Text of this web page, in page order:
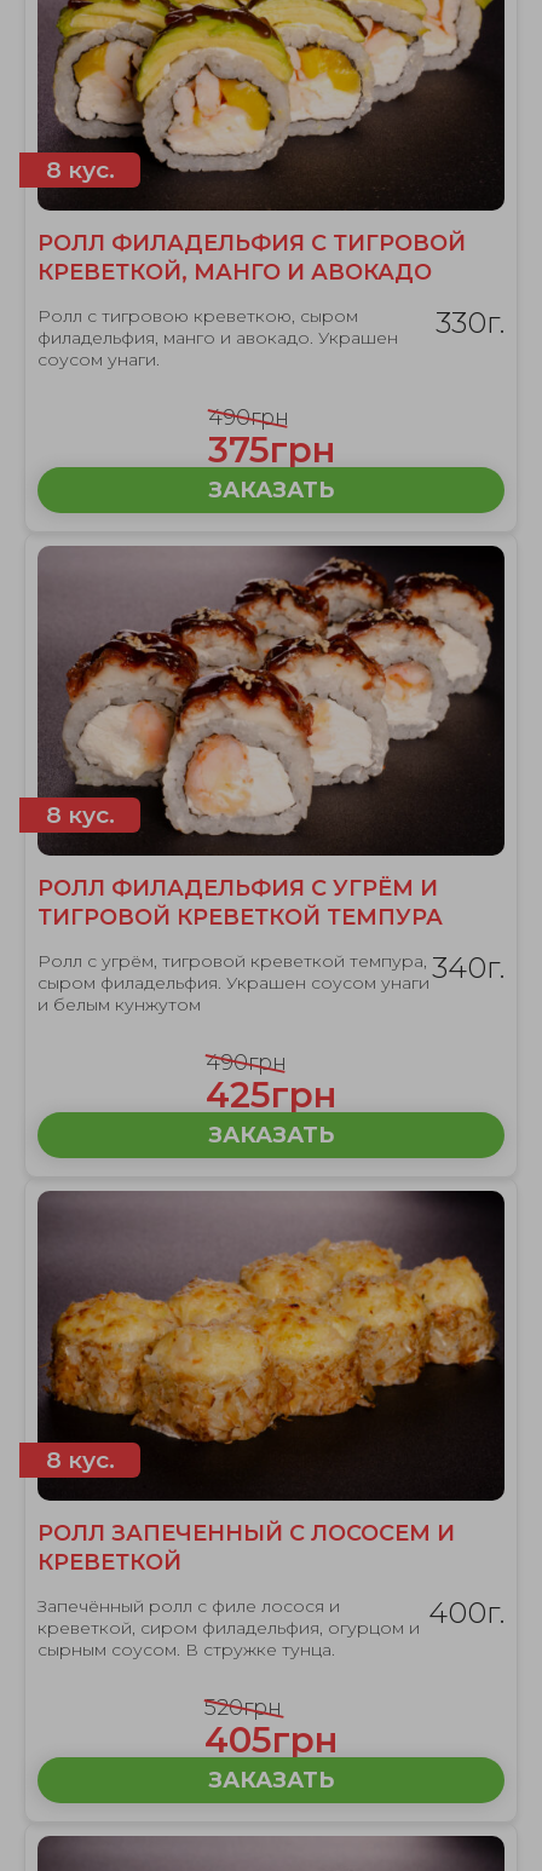
8 кус.
РОЛЛ ФИЛАДЕЛЬФИЯ С ТИГРОВОЙ
КРЕВЕТКОЙ, МАНГО И АВОКАДО
Ролл с тигровою креветкою, сыром
филадельфия, манго и авокадо. Украшен
соусом унаги.
330г.
490грн
375грн
ЗАКАЗАТЬ
8 кус.
РОЛЛ ФИЛАДЕЛЬФИЯ С УГРЁМ И
ТИГРОВОЙ КРЕВЕТКОЙ ТЕМПУРА
Ролл с угрём, тигровой креветкой темпура,
сыром филадельфия. Украшен соусом унаги
и белым кунжутом
340г.
490грн
425грн
ЗАКАЗАТЬ
8 кус.
РОЛЛ ЗАПЕЧЕННЫЙ С ЛОСОСЕМ И
КРЕВЕТКОЙ
Запечённый ролл с филе лосося и
креветкой, сиром филадельфия, огурцом и
сырным соусом. В стружке тунца.
400г.
520грн
405грн
ЗАКАЗАТЬ